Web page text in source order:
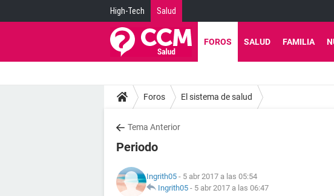
High-Tech Salud
FOROS SALUD FAMILIA
Foros El sistema de salud
Tema Anterior
Periodo
Ingrith05 - 5 abr 2017 a las 05:54
Ingrith05 - 5 abr 2017 a las 06:47